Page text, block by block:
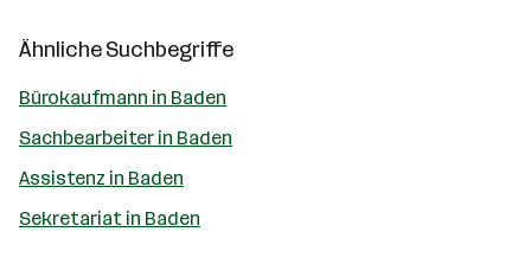
Ähnliche Suchbegriffe
Bürokaufmann in Baden
Sachbearbeiter in Baden
Assistenz in Baden
Sekretariat in Baden